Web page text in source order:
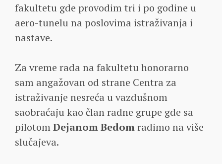
fakultetu gde provodim tri i po godine u
aero-tunelu na poslovima istraživanja i
nastave.
Za vreme rada na fakultetu honorarno
sam angažovan od strane Centra za
istraživanje nesreća u vazdušnom
saobraćaju kao član radne grupe gde sa
pilotomDejanom Bedomradimo na više
slučajeva.